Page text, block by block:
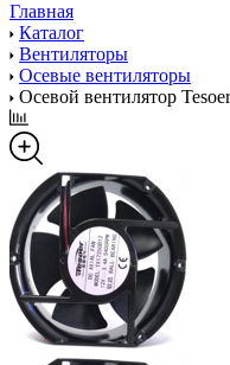
Главная
Каталог
Вентиляторы
Осевые вентиляторы
Осевой вентилятор